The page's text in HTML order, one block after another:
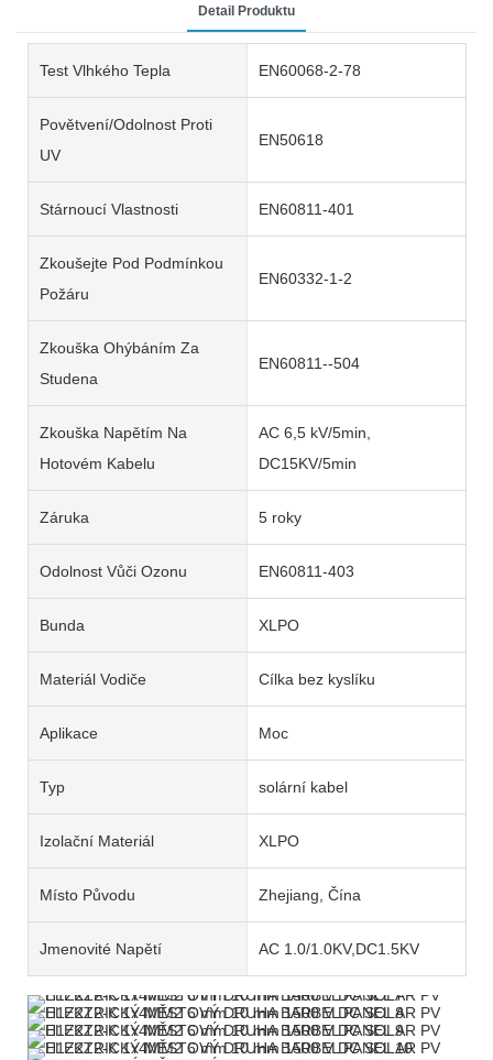
Detail Produktu
Test Vlhkého Tepla EN60068-2-78
Povětvení/odolnost Proti
UV
EN50618
Stárnoucí Vlastnosti EN60811-401
Zkoušejte Pod Podmínkou
Požáru
EN60332-1-2
Zkouška Ohýbáním Za
Studena
EN60811--504
Zkouška Napětím Na
Hotovém Kabelu
AC 6,5 kV/5min,
DC15KV/5min
Záruka 5 roky
Odolnost Vůči Ozonu EN60811-403
Bunda XLPO
Materiál Vodiče Cílka bez kyslíku
Aplikace Moc
Typ solární kabel
Izolační Materiál XLPO
Místo Původu Zhejiang, Čína
Jmenovité Napětí AC 1.0/1.0KV,DC1.5KV